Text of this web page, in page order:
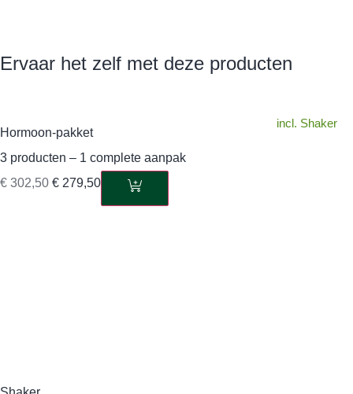
Ervaar het zelf met deze producten
incl. Shaker
Hormoon-pakket
3 producten – 1 complete aanpak
€ 302,50 € 279,50